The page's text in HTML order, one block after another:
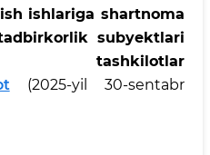
ishlariga shartnoma
subyektlari
tashkilotlar
(2025-yil 30-sentabr